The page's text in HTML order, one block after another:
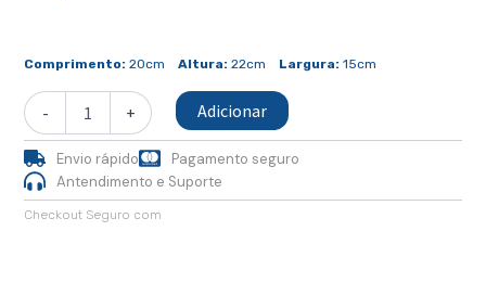
Comprimento: 20cm Altura: 22cm Largura: 15cm
-
Jarro
Coral
+ Adicionar
Envio rápido
Pagamento seguro
Antendimento e Suporte
Checkout Seguro com